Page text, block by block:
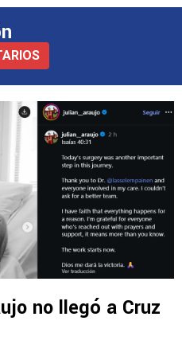
no llegó a Cruz